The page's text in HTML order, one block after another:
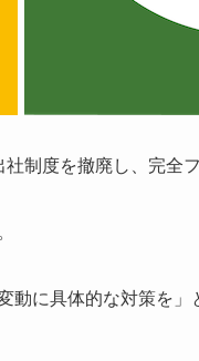
制度を撤廃し、完全
動に具体的な対策を